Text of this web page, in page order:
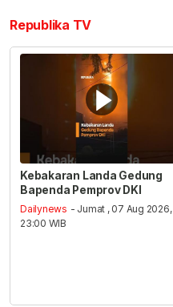
Republika TV
Kebakaran Landa Gedung
Bapenda Pemprov DKI
Dailynews - Jumat , 07 Aug 2026,
23:00 WIB